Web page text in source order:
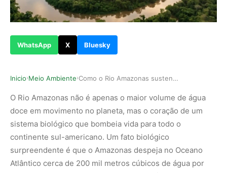
WhatsApp X Bluesky
Inicio›Meio Ambiente› Como o Rio Amazonas sustenta a maior biodiversi…
O Rio Amazonas não é apenas o maior volume de água
doce em movimento no planeta, mas o coração de um
sistema biológico que bombeia vida para todo o
continente sul-americano. Um fato biológico
surpreendente é que o Amazonas despeja no Oceano
Atlântico cerca de 200 mil metros cúbicos de água por